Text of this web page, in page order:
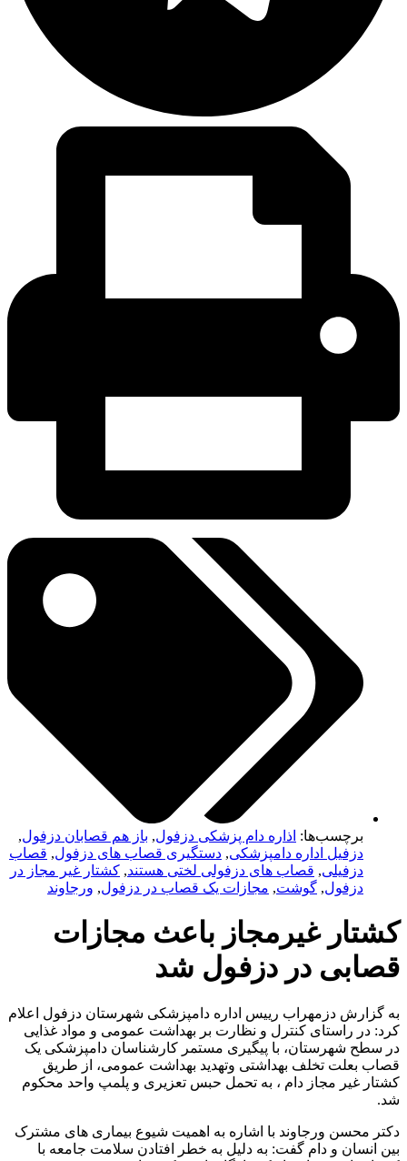
برچسب‌ها: اذاره دام پزشکی دزفول, باز هم قصابان دزفول,
دزفیل اداره دامپزشکی, دستگیری قصاب های دزفول, قصاب
دزفیلی, قصاب های دزفولی لختی هستند, کشتار غیر مجاز در
دزفول, گوشت, مجازات یک قصاب در دزفول, ورجاوند
کشتار غیرمجاز باعث مجازات
قصابی در دزفول شد
به گزارش دزمهراب رییس اداره دامپزشکی شهرستان دزفول اعلام
کرد: در راستای کنترل و نظارت بر بهداشت عمومی و مواد غذایی
در سطح شهرستان، با پیگیری مستمر کارشناسان دامپزشکی یک
قصاب بعلت تخلف بهداشتی وتهدید بهداشت عمومی، از طریق
کشتار غیر مجاز دام ، به تحمل حبس تعزیری و پلمپ واحد محکوم
شد.
دکتر محسن ورجاوند با اشاره به اهمیت شیوع بیماری های مشترک
بین انسان و دام گفت: به دلیل به خطر افتادن سلامت جامعه با